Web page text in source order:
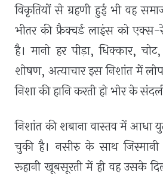
विकृतियों से ग्रहणी हुई भी वह
भीतर की फ्रैक्चर्ड लाइंस को एक्स-
है। मानो हर पीड़ा, धिक्कार,चोट
शोषण, अत्याचार इस निशांत में
निशा की हानि करती हो भोर के
निशांत की शबाना वास्तव में आधा
चुकी है। नसीरु के साथ
रूहानी खूबसूरती में ही वह उसके